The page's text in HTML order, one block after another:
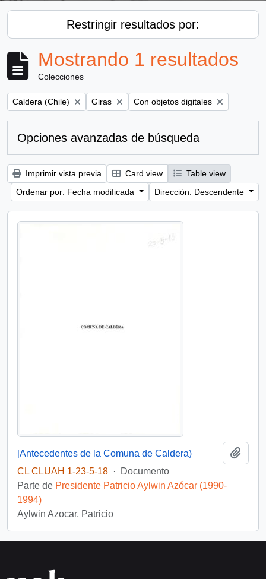
Restringir resultados por:
Mostrando 1 resultados
Colecciones
Remove filter:
Caldera (Chile) Remove filter:
Giras Remove filter:
Con objetos digitales
Opciones avanzadas de búsqueda
Imprimir vista previa Card view
Table view
Ordenar por: Fecha modificada
Dirección: Descendente
[Antecedentes de la Comuna de Caldera)
CL CLUAH 1-23-5-18 ·
Documento
Parte de Presidente Patricio Aylwin Azócar (1990-
1994)
Aylwin Azocar, Patricio